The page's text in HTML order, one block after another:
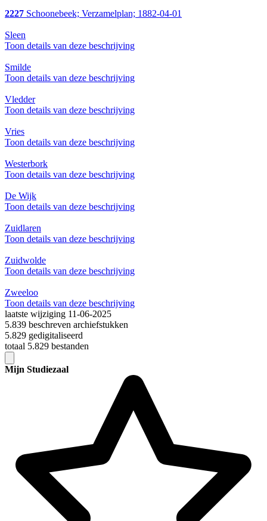
2227 Schoonebeek; Verzamelplan; 1882-04-01
Sleen
Toon details van deze beschrijving
Smilde
Toon details van deze beschrijving
Vledder
Toon details van deze beschrijving
Vries
Toon details van deze beschrijving
Westerbork
Toon details van deze beschrijving
De Wijk
Toon details van deze beschrijving
Zuidlaren
Toon details van deze beschrijving
Zuidwolde
Toon details van deze beschrijving
Zweeloo
Toon details van deze beschrijving
laatste wijziging 11-06-2025
5.839 beschreven archiefstukken
5.829 gedigitaliseerd
totaal 5.829 bestanden
Mijn Studiezaal